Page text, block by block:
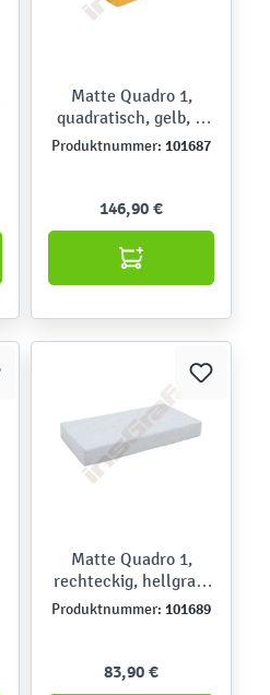
Matte Quadro 1,
quadratisch, gelb, H
15 cm
Produktnummer: 101687
146,90 €
Matte Quadro 1,
rechteckig, hellgrau,
H 10 cm
Produktnummer: 101689
83,90 €